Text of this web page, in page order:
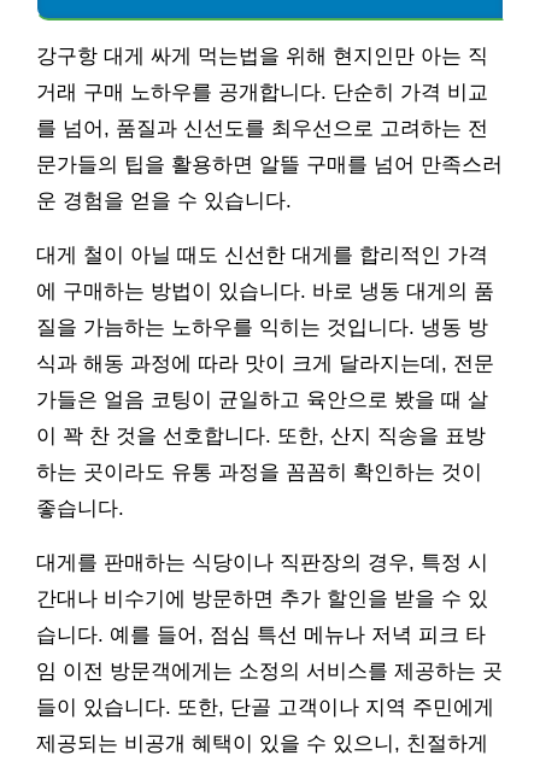
강구항 대게 싸게 먹는법을 위해 현지인만 아는 직
거래 구매 노하우를 공개합니다. 단순히 가격 비교
를 넘어, 품질과 신선도를 최우선으로 고려하는 전
문가들의 팁을 활용하면 알뜰 구매를 넘어 만족스러
운 경험을 얻을 수 있습니다.
대게 철이 아닐 때도 신선한 대게를 합리적인 가격
에 구매하는 방법이 있습니다. 바로 냉동 대게의 품
질을 가늠하는 노하우를 익히는 것입니다. 냉동 방
식과 해동 과정에 따라 맛이 크게 달라지는데, 전문
가들은 얼음 코팅이 균일하고 육안으로 봤을 때 살
이 꽉 찬 것을 선호합니다. 또한, 산지 직송을 표방
하는 곳이라도 유통 과정을 꼼꼼히 확인하는 것이
좋습니다.
대게를 판매하는 식당이나 직판장의 경우, 특정 시
간대나 비수기에 방문하면 추가 할인을 받을 수 있
습니다. 예를 들어, 점심 특선 메뉴나 저녁 피크 타
임 이전 방문객에게는 소정의 서비스를 제공하는 곳
들이 있습니다. 또한, 단골 고객이나 지역 주민에게
제공되는 비공개 혜택이 있을 수 있으니, 친절하게